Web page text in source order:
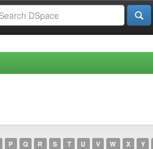
P Q R S T U V W X Y